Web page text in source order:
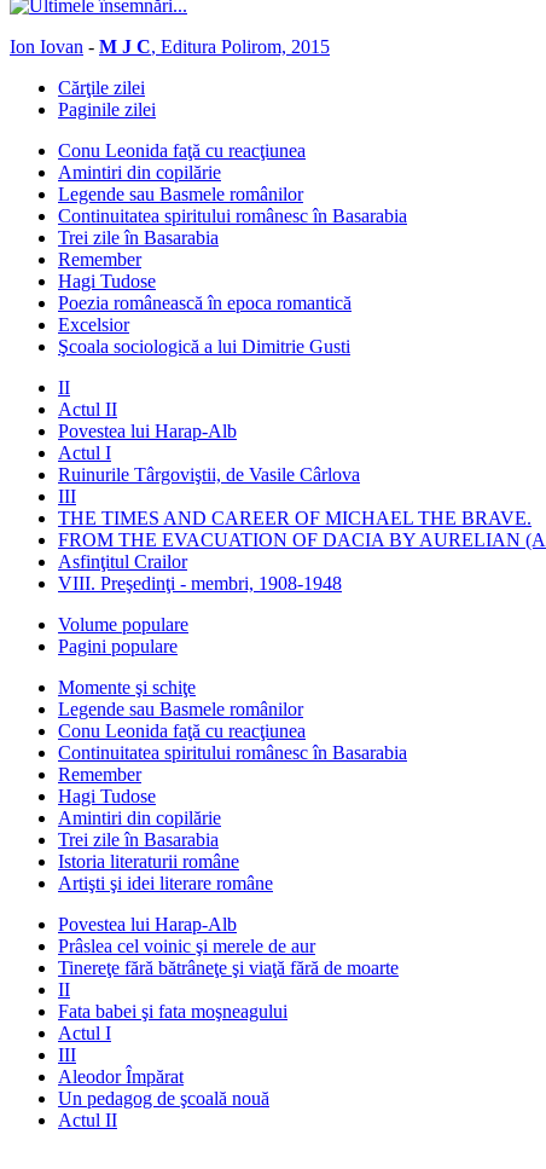
Ion Iovan - M J C, Editura Polirom, 2015
Cărţile zilei
Paginile zilei
Conu Leonida faţă cu reacţiunea
Amintiri din copilărie
Legende sau Basmele românilor
Continuitatea spiritului românesc în Basarabia
Trei zile în Basarabia
Remember
Hagi Tudose
Poezia românească în epoca romantică
Excelsior
Şcoala sociologică a lui Dimitrie Gusti
II
Actul II
Povestea lui Harap-Alb
Actul I
Ruinurile Târgoviştii, de Vasile Cârlova
III
THE TIMES AND CAREER OF MICHAEL THE BRAVE.
FROM THE EVACUATION OF DACIA BY AURELIAN
Asfinţitul Crailor
VIII. Preşedinţi - membri, 1908-1948
Volume populare
Pagini populare
Momente şi schiţe
Legende sau Basmele românilor
Conu Leonida faţă cu reacţiunea
Continuitatea spiritului românesc în Basarabia
Remember
Hagi Tudose
Amintiri din copilărie
Trei zile în Basarabia
Istoria literaturii române
Artişti şi idei literare române
Povestea lui Harap-Alb
Prâslea cel voinic şi merele de aur
Tinereţe fără bătrâneţe şi viaţă fără de moarte
II
Fata babei şi fata moşneagului
Actul I
III
Aleodor Împărat
Un pedagog de şcoală nouă
Actul II